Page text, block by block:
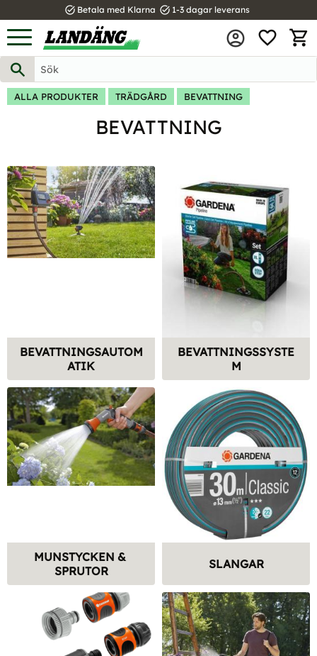
Meny
task_alt Betala med Klarna task_alt 1-3 dagar leverans
ALLA PRODUKTER TRÄDGÅRD BEVATTNING
BEVATTNING
BEVATTNINGSAUTOM
ATIK
BEVATTNINGSSYSTE
M
MUNSTYCKEN &
SPRUTOR
SLANGAR